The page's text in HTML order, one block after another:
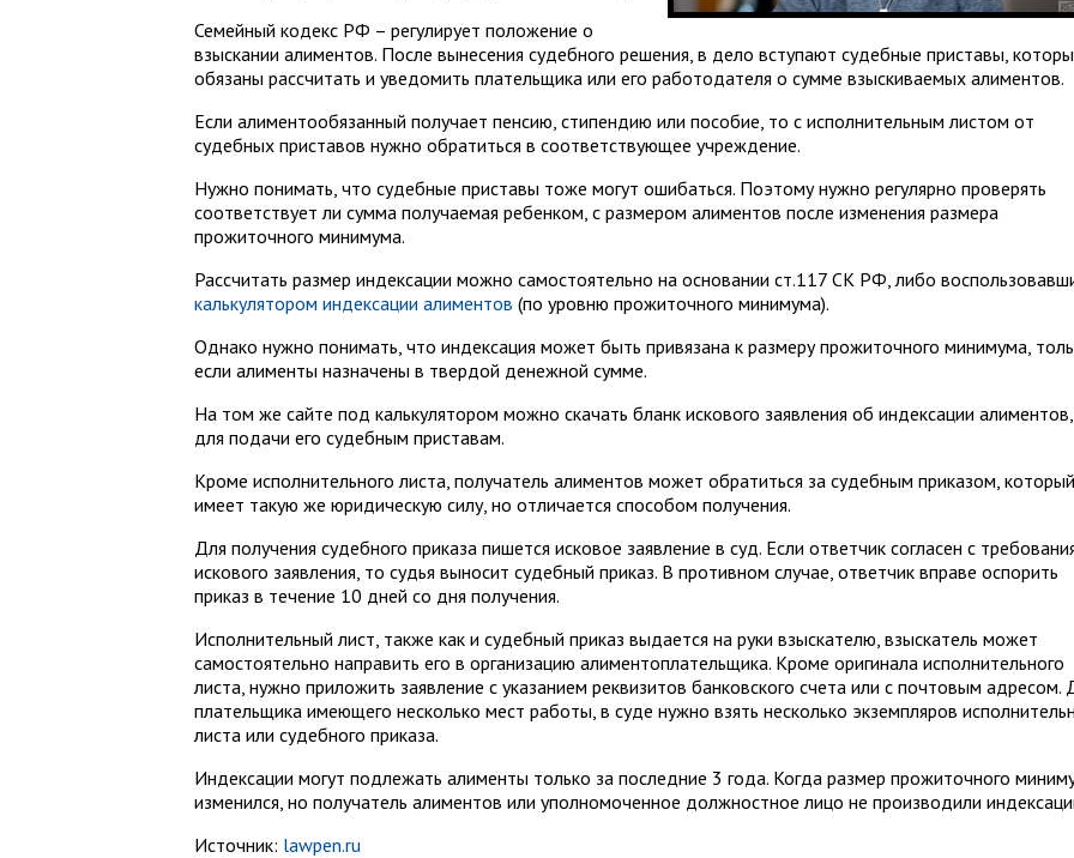
Семейный кодекс РФ – регулирует положение о
взыскании алиментов. После вынесения судебного решения, в дело вступают судебные приставы,
обязаны рассчитать и уведомить плательщика или его работодателя о сумме взыскиваемых алиментов.
Если алиментообязанный получает пенсию, стипендию или пособие, то с исполнительным листом от
судебных приставов нужно обратиться в соответствующее учреждение.
Нужно понимать, что судебные приставы тоже могут ошибаться. Поэтому нужно регулярно проверять
соответствует ли сумма получаемая ребенком, с размером алиментов после изменения размера
прожиточного минимума.
Рассчитать размер индексации можно самостоятельно на основании ст.117 СК РФ, либо
калькулятором индексации алиментов (по уровню прожиточного минимума).
Однако нужно понимать, что индексация может быть привязана к размеру прожиточного минимума,
если алименты назначены в твердой денежной сумме.
На том же сайте под калькулятором можно скачать бланк искового заявления об индексации алиментов,
для подачи его судебным приставам.
Кроме исполнительного листа, получатель алиментов может обратиться за судебным приказом, который
имеет такую же юридическую силу, но отличается способом получения.
Для получения судебного приказа пишется исковое заявление в суд. Если ответчик согласен с
искового заявления, то судья выносит судебный приказ. В противном случае, ответчик вправе оспорить
приказ в течение 10 дней со дня получения.
Исполнительный лист, также как и судебный приказ выдается на руки взыскателю, взыскатель может
самостоятельно направить его в организацию алиментоплательщика. Кроме оригинала исполнительного
листа, нужно приложить заявление с указанием реквизитов банковского счета или с почтовым адресом.
плательщика имеющего несколько мест работы, в суде нужно взять несколько экземпляров
листа или судебного приказа.
Индексации могут подлежать алименты только за последние 3 года. Когда размер прожиточного
изменился, но получатель алиментов или уполномоченное должностное лицо не производили
Источник: lawpen.ru